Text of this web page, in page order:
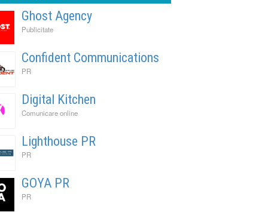
Ghost Agency
Publicitate
Confident Communications
PR
Digital Kitchen
Comunicare online
Lighthouse PR
PR
GOYA PR
PR